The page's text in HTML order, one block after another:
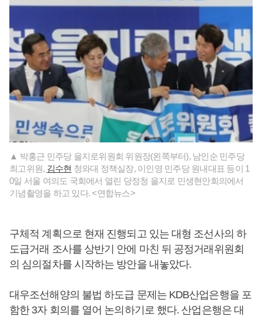
▲ 박홍근 민주당 을지로위원회 위원장(왼쪽부터), 남인순 민주당
최고위원, 김수현 청와대 정책실장, 이인영 민주당 원내대표 등이 1
0일 서울 여의도 국회에서 열린 당정청 을지로 민생현안회의에서
기념촬영을 하고 있다. <연합뉴스>
구체적 계획으로 현재 진행되고 있는 대형 조선사의 하
도급거래 조사를 상반기 안에 마친 뒤 공정거래위원회
의 심의절차를 시작하는 방안을 내놓았다.
대우조선해양의 불법 하도급 문제는 KDB산업은행을 포
함한 3자 회의를 열어 논의하기로 했다. 산업은행은 대